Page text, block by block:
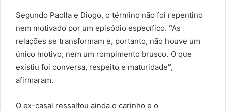
Segundo Paolla e Diogo, o término não foi repentino
nem motivado por um episódio específico. “As
relações se transformam e, portanto, não houve um
único motivo, nem um rompimento brusco. O que
existiu foi conversa, respeito e maturidade”,
afirmaram.
O ex-casal ressaltou ainda o carinho e o